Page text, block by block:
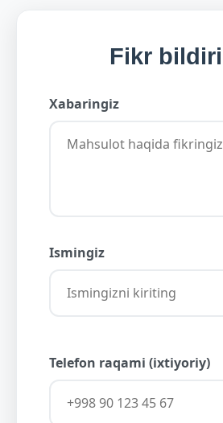
Fikr
Xabaringiz
Ismingiz
Telefon raqami (ixtiyoriy)